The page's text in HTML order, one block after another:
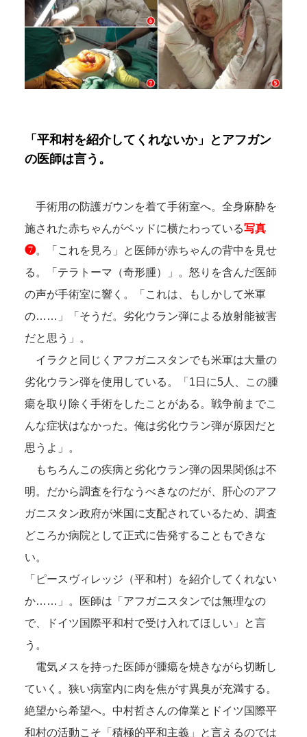
「平和村を紹介してくれないか」とアフガン
の医師は言う。
手術用の防護ガウンを着て手術室へ。全身麻酔を
施された赤ちゃんがベッドに横たわっている写真
❼。「これを見ろ」と医師が赤ちゃんの背中を見せ
る。「テラトーマ（奇形腫）」。怒りを含んだ医師
の声が手術室に響く。「これは、もしかして米軍
の……」「そうだ。劣化ウラン弾による放射能被害
だと思う」。
イラクと同じくアフガニスタンでも米軍は大量の
劣化ウラン弾を使用している。「1日に5人、この腫
瘍を取り除く手術をしたことがある。戦争前までこ
んな症状はなかった。俺は劣化ウラン弾が原因だと
思うよ」。
もちろんこの疾病と劣化ウラン弾の因果関係は不
明。だから調査を行なうべきなのだが、肝心のアフ
ガニスタン政府が米国に支配されているため、調査
どころか病院として正式に告発することもできな
い。
「ピースヴィレッジ（平和村）を紹介してくれない
か……」。医師は「アフガニスタンでは無理なの
で、ドイツ国際平和村で受け入れてほしい」と言
う。
電気メスを持った医師が腫瘍を焼きながら切断し
ていく。狭い病室内に肉を焦がす異臭が充満する。
絶望から希望へ。中村哲さんの偉業とドイツ国際平
和村の活動こそ「積極的平和主義」と言えるのでは